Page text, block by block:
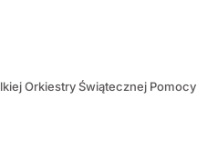
Orkiestry Świątecznej Pomocy